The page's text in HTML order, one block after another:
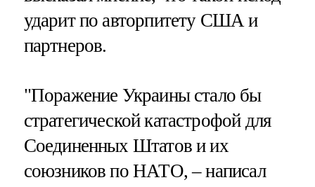
ударит по авторпитету США и
партнеров.
"Поражение Украины стало бы
стратегической катастрофой для
Соединенных Штатов и их
союзников по НАТО, – написал